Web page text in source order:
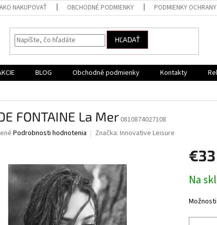
AKO NAKUPOVAŤ OBCHODNÉ PODMIENKY PODMIENKY OCHRANY
HĽADAŤ
BLOG Obchodné podmienky Kontakty
FONTAINE La Mer 0810874027108
Podrobnosti hodnotenia Značka: Innovative Leisure
€33
cena:
Na